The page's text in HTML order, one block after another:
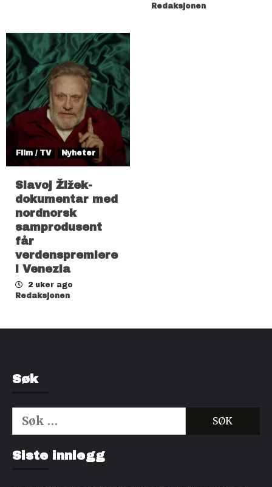
Redaksjonen
Film / TV Nyheter
Slavoj Žižek-
dokumentar med
nordnorsk
samprodusent
får
verdenspremiere
i Venezia
2 uker ago
Redaksjonen
Søk
Søk
etter:
Siste innlegg